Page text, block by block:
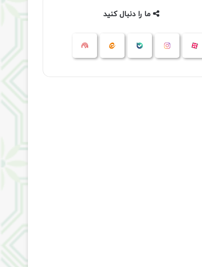
ما را دنبال کنید
آپارات اینستاگرام ایتا